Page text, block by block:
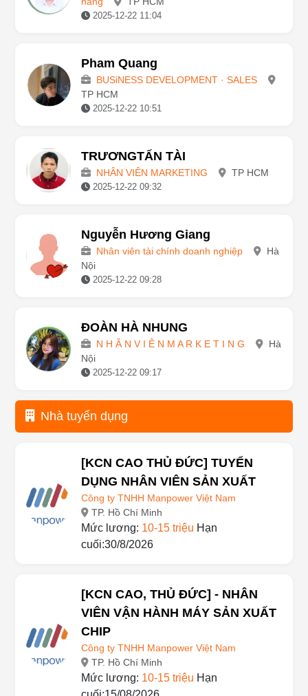
Quản lý cấp trung đơn vịkinh doanh Ngân
hàng
TP HCM
Pham Quang
BUSiNESS DEVELOPMENT · SALES
TP HCM
TRƯƠNGTẤN TÀI
NHÂN VIÊN MARKETING
Nguyễn Hương Giang
Nhân viên tài chính doanh nghiệp
Nội
ĐOÀN HÀ NHUNG
N H Â N V I Ê N M A R K E T I N G
Nội
Nhà tuyển dụng
[KCN CAO THỦ ĐỨC] TUYỂN
DỤNG NHÂN VIÊN SẢN XUẤT
Công ty TNHH Manpower Việt Nam
TP. Hồ Chí Minh
Mức lương:10-15 triệu
[KCN CAO, THỦ ĐỨC] - NHÂN
VIÊN VẬN HÀNH MÁY SẢN XUẤT
CHIP
Công ty TNHH Manpower Việt Nam
TP. Hồ Chí Minh